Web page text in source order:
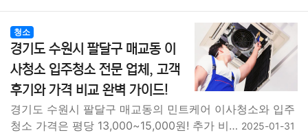
청소
경기도 수원시 팔달구 매교동 이
사청소 입주청소 전문 업체, 고객
후기와 가격 비교 완벽 가이드!
경기도 수원시 팔달구 매교동의 민트케어 이사청소와 입주
청소 가격은 평당 13,000~15,000원! 추가 비… 2025-01-31